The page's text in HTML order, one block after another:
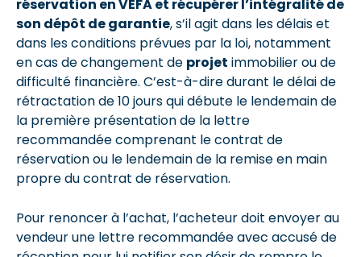
réservation en VEFA et récupérer l’intégralité de
son dépôt de garantie, s’il agit dans les délais et
dans les conditions prévues par la loi, notamment
en cas de changement de projet immobilier ou de
difficulté financière. C’est-à-dire durant le délai de
rétractation de 10 jours qui débute le lendemain de
la première présentation de la lettre
recommandée comprenant le contrat de
réservation ou le lendemain de la remise en main
propre du contrat de réservation.
Pour renoncer à l’achat, l’acheteur doit envoyer au
vendeur une lettre recommandée avec accusé de